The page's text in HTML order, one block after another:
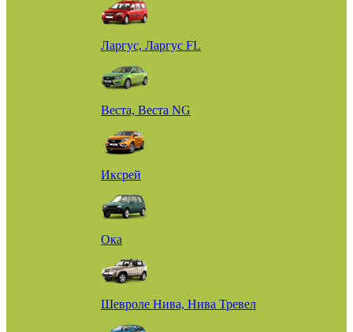
Ларгус, Ларгус FL
Веста, Веста NG
Иксрей
Ока
Шевроле Нива, Нива Тревел